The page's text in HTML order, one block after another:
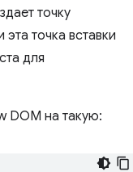
точку
точка вставки
для
DOM на такую: